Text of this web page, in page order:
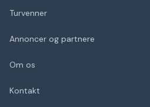
Turvenner
Annoncer og partnere
Om os
Kontakt